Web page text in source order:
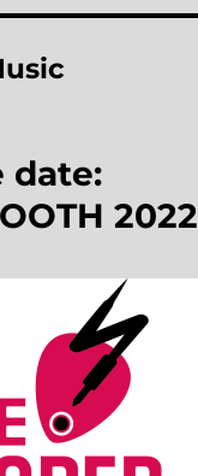
date:
2022